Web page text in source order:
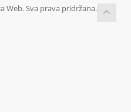
Web. Sva prava pridržana.